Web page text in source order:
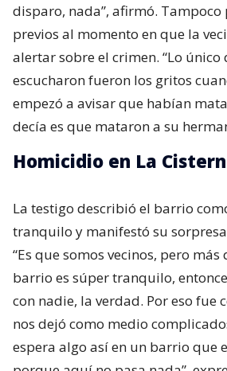
disparo, nada”, afirmó.
previos al momento en que la
alertar sobre el crimen. “Lo único
escucharon fueron los gritos
empezó a avisar que habían
decía es que mataron a su
Homicidio en La
La testigo describió el barrio
tranquilo y manifestó su
“Es que somos vecinos, pero más
barrio es súper tranquilo,
con nadie, la verdad. Por eso fue
nos dejó como medio
espera algo así en un barrio que